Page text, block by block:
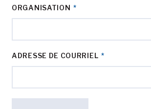
ORGANISATION *
ADRESSE DE COURRIEL *